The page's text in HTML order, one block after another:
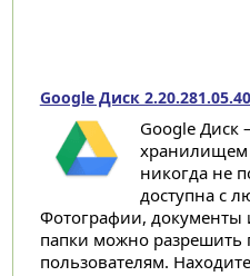
Google Диск 2.20.281.05.40
Google Диск
никогда не
доступна с
Фотографии,
папки можно разрешить
пользователям.